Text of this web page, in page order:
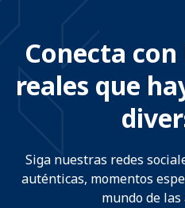
Conecta
reales que
Siga nuestras redes
auténticas, momentos
mundo de las